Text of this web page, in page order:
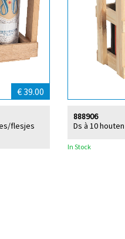
€ 39.00
flesjes
Ds à 10
888906
In Stock